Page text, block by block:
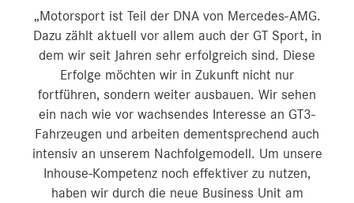
„Motorsport ist Teil der DNA von Mercedes‑AMG.
Dazu zählt aktuell vor allem auch der GT Sport, in
dem wir seit Jahren sehr erfolgreich sind. Diese
Erfolge möchten wir in Zukunft nicht nur
fortführen, sondern weiter ausbauen. Wir sehen
ein nach wie vor wachsendes Interesse an GT3-
Fahrzeugen und arbeiten dementsprechend auch
intensiv an unserem Nachfolgemodell. Um unsere
Inhouse-Kompetenz noch effektiver zu nutzen,
haben wir durch die neue Business Unit am